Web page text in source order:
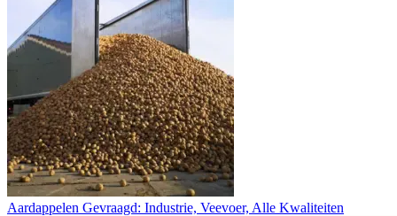
Aardappelen Gevraagd: Industrie, Veevoer, Alle Kwaliteiten